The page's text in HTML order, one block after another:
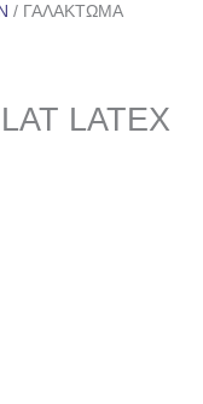
/ ΓΑΛΑΚΤΩΜΑ
LATEX